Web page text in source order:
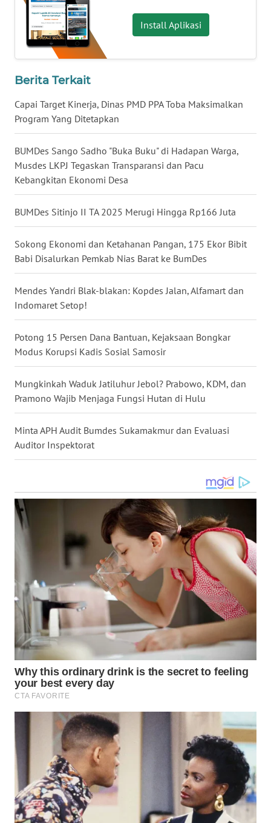
Install Aplikasi
Berita Terkait
Capai Target Kinerja, Dinas PMD PPA Toba Maksimalkan
Program Yang Ditetapkan
BUMDes Sango Sadho "Buka Buku" di Hadapan Warga,
Musdes LKPJ Tegaskan Transparansi dan Pacu
Kebangkitan Ekonomi Desa
BUMDes Sitinjo II TA 2025 Merugi Hingga Rp166 Juta
Sokong Ekonomi dan Ketahanan Pangan, 175 Ekor Bibit
Babi Disalurkan Pemkab Nias Barat ke BumDes
Mendes Yandri Blak-blakan: Kopdes Jalan, Alfamart dan
Indomaret Setop!
Potong 15 Persen Dana Bantuan, Kejaksaan Bongkar
Modus Korupsi Kadis Sosial Samosir
Mungkinkah Waduk Jatiluhur Jebol? Prabowo, KDM, dan
Pramono Wajib Menjaga Fungsi Hutan di Hulu
Minta APH Audit Bumdes Sukamakmur dan Evaluasi
Auditor Inspektorat
WN
KALBAR
WN
KALTENG
KALTARA
KALSEL
WN
KALTIM
WN
SULSEL
WN
GORONTALO
WN
WN
DANAU
TOBA
WN
LANGKAT
WN
TAPANULI
SELATAN
WN
TANJUNG
WN
SIMALUNGUN